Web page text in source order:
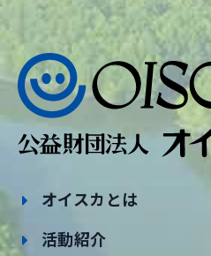
オイスカとは
活動紹介